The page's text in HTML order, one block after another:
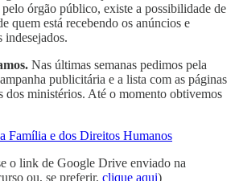
órgão público, existe a possibilidade de
quem está recebendo os anúncios e
indesejados.
Nas últimas semanas pedimos pela
publicitária e a lista com as páginas
dos ministérios. Até o momento obtivemos
Família e dos Direitos Humanos
o link de Google Drive enviado na
ou, se preferir, clique aqui)